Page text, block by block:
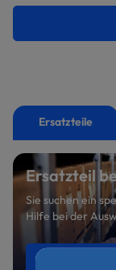
Ersatzteile
Ersatzteil
Sie suchen ein
Hilfe bei der